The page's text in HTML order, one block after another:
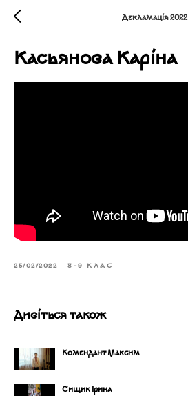
Декламація 2022
Касьянова Каріна
25/02/2022 8-9 КЛАС
Дивіться також
Комендант Максим
Сищик Ірина